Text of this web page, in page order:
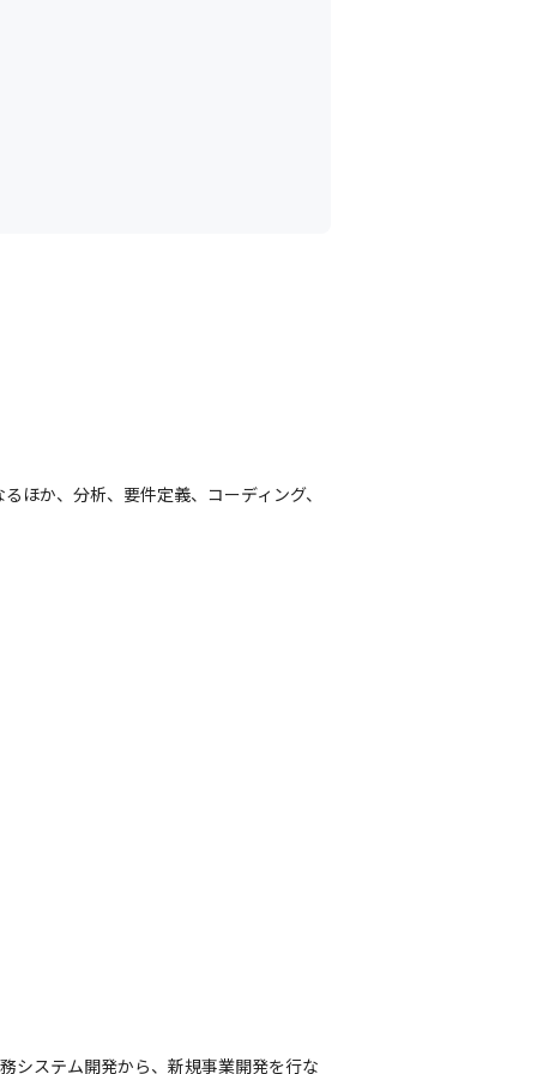
ほか、分析、要件定義、コーディング、
システム開発から、新規事業開発を行な